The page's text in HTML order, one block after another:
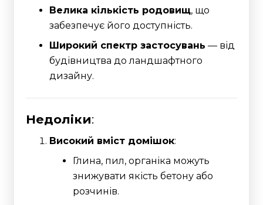
Велика кількість родовищ, що
забезпечує його доступність.
Широкий спектр застосувань — від
будівництва до ландшафтного
дизайну.
Недоліки:
Високий вміст домішок:
Глина, пил, органіка можуть
знижувати якість бетону або
розчинів.